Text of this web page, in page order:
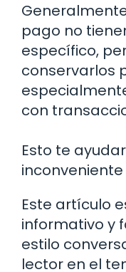
pago no
específico,
conservarlos
con
Esto te
Este artículo
informativo y
estilo
lector en el